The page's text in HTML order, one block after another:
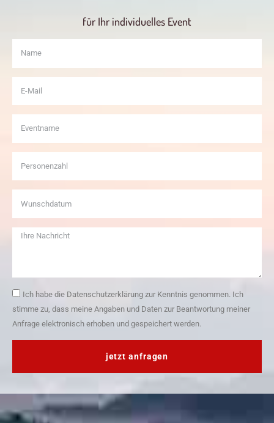
für Ihr individuelles Event
Ich habe die Datenschutzerklärung zur Kenntnis genommen. Ich
stimme zu, dass meine Angaben und Daten zur Beantwortung meiner
Anfrage elektronisch erhoben und gespeichert werden.
jetzt anfragen